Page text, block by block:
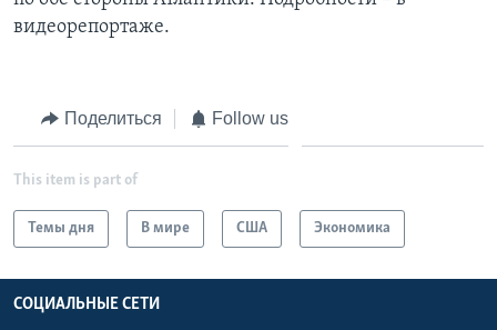
Языки
видеорепортаже.
Поделиться Follow us
This item is part of
Темы дня В мире США Экономика
СОЦИАЛЬНЫЕ СЕТИ